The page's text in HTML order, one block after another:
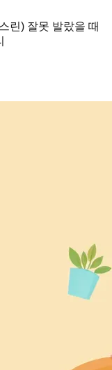
린) 잘못 발랐을 때